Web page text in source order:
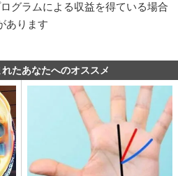
グラムによる収益を得ている場合
あります
たあなたへのオススメ